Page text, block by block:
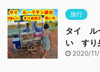
旅行
タイ ル
い すり
2020/